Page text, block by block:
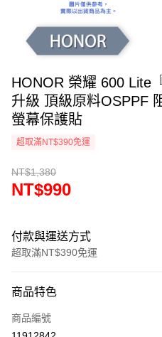
HONOR 榮耀 600 Lite
升級 頂級原料OSPPF
螢幕保護貼
超取滿NT$390免運
NT$1,380
NT$990
付款與運送方式
超取滿NT$390免運
信用卡一次付款
超商取貨付款
商品特色
商品編號